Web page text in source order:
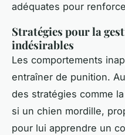
adéquates pour
Stratégies pour la
indésirables
Les comportements
entraîner de punition.
des stratégies comme
si un chien mordille,
pour lui apprendre un